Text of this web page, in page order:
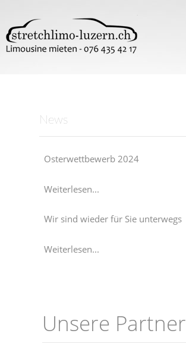
News
Osterwettbewerb 2024
Weiterlesen...
Wir sind wieder für Sie unterwegs
Weiterlesen...
Unsere Partner